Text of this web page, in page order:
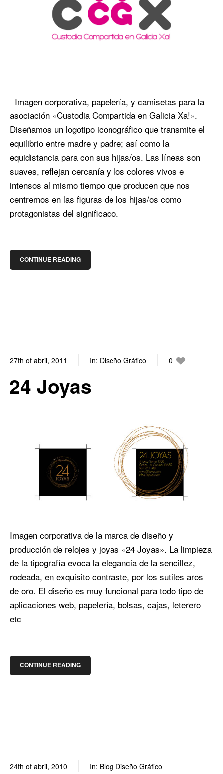
Imagen corporativa, papelería, y camisetas para la
asociación «Custodia Compartida en Galicia Xa!».
Diseñamos un logotipo iconográfico que transmite el
equilibrio entre madre y padre; así como la
equidistancia para con sus hijas/os. Las líneas son
suaves, reflejan cercanía y los colores vivos e
intensos al mismo tiempo que producen que nos
centremos en las figuras de los hijas/os como
protagonistas del significado.
CONTINUE READING
27th of abril, 2011 In: Diseño Gráfico
0
24 Joyas
Imagen corporativa de la marca de diseño y
producción de relojes y joyas «24 Joyas». La limpieza
de la tipografía evoca la elegancia de la sencillez,
rodeada, en exquisito contraste, por los sutiles aros
de oro. El diseño es muy funcional para todo tipo de
aplicaciones web, papelería, bolsas, cajas, leterero
etc
CONTINUE READING
24th of abril, 2010 In: Blog Diseño Gráfico